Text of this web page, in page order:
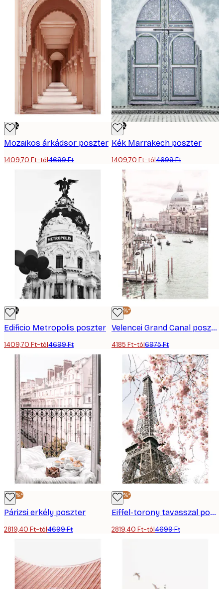
-70%
Mozaikos árkádsor poszter
1409,70 Ft-tól4699 Ft
-70%
Kék Marrakech poszter
1409,70 Ft-tól4699 Ft
-70%
Edificio Metropolis poszter
1409,70 Ft-tól4699 Ft
-40%*
Velencei Grand Canal poszter
4185 Ft-tól6975 Ft
-40%*
Párizsi erkély poszter
2819,40 Ft-tól4699 Ft
-40%*
Eiffel-torony tavasszal poszter
2819,40 Ft-tól4699 Ft